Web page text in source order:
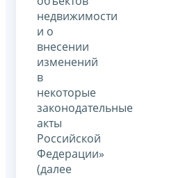
недвижимости
и о
внесении
изменений
в
некоторые
законодательные
акты
Российской
Федерации»
(далее